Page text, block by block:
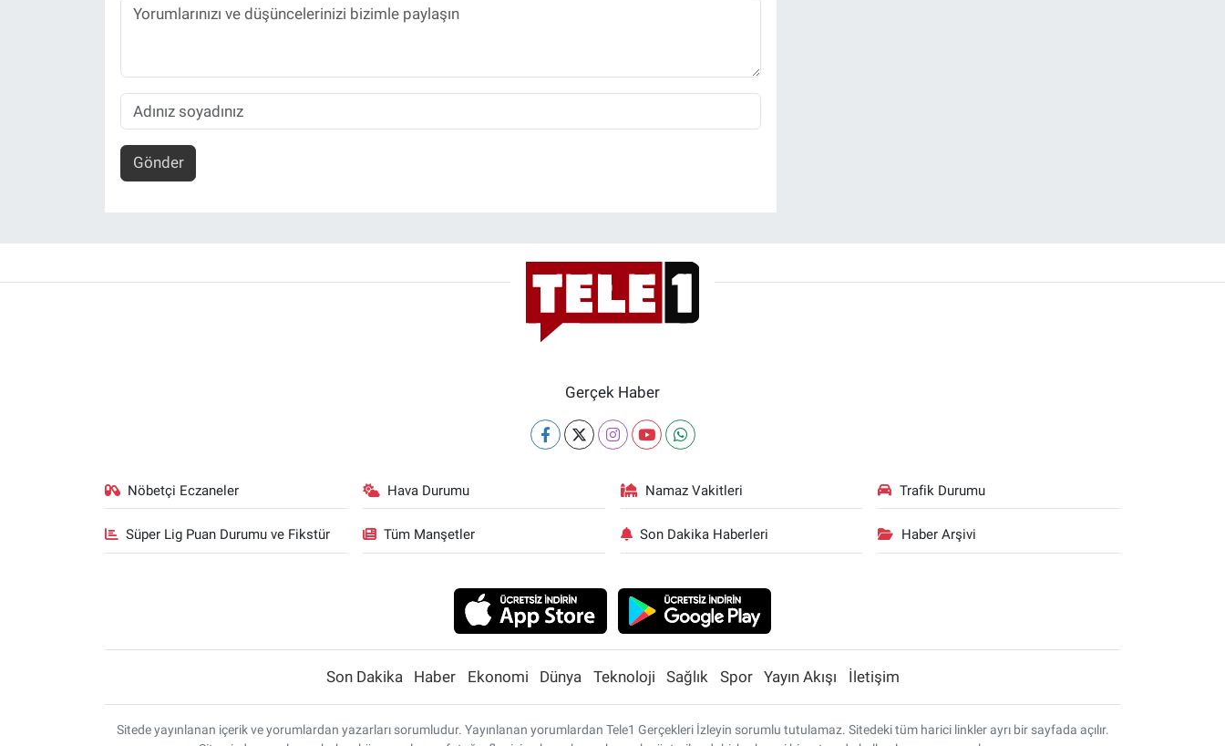
Gönder
Gerçek Haber
Nöbetçi Eczaneler Hava Durumu Namaz Vakitleri Trafik Durumu
Süper Lig Puan Durumu ve Fikstür Tüm Manşetler Son Dakika Haberleri Haber Arşivi
Son Dakika Haber Ekonomi Dünya Teknoloji Sağlık Spor Yayın Akışı İletişim
Sitede yayınlanan içerik ve yorumlardan yazarları sorumludur. Yayınlanan yorumlardan Tele1 Gerçekleri İzleyin sorumlu tutulamaz. Sitedeki tüm harici linkler ayrı bir sayfada açılır.